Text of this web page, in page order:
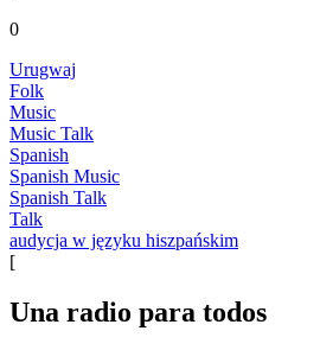
0
Urugwaj
Folk
Music
Music Talk
Spanish
Spanish Music
Spanish Talk
Talk
audycja w języku hiszpańskim
[
Una radio para todos